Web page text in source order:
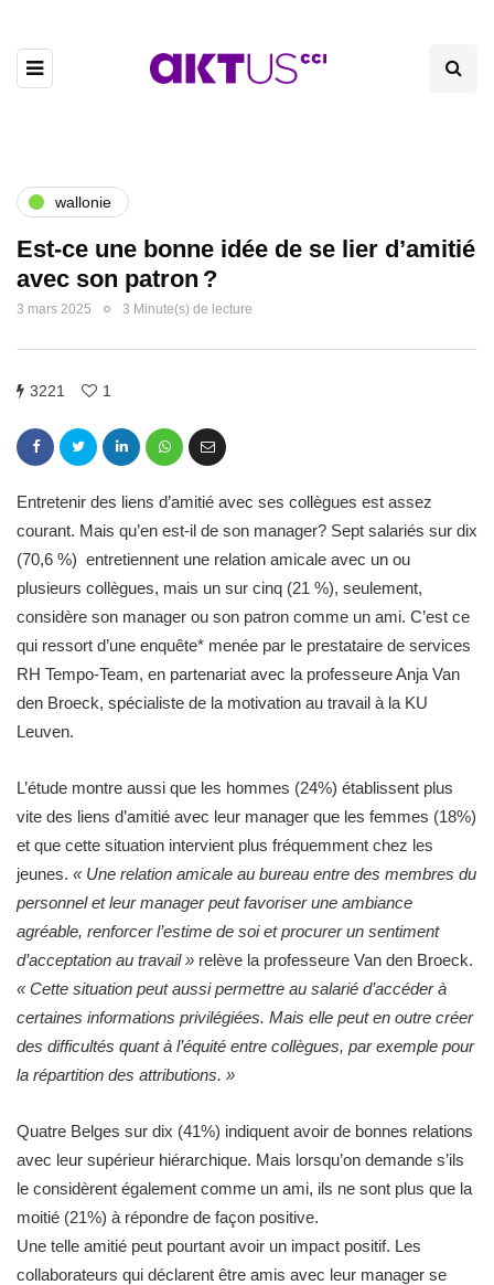
wallonie
Est-ce une bonne idée de se lier d’amitié
avec son patron ?
3 mars 2025 3 Minute(s) de lecture
3221 1
Entretenir des liens d’amitié avec ses collègues est assez
courant. Mais qu’en est-il de son manager? Sept salariés sur dix
(70,6 %) ​ entretiennent une relation amicale avec un ou
plusieurs collègues, mais un sur cinq (21 %), seulement,
considère son manager ou son patron comme un ami. C’est ce
qui ressort d’une enquête* menée par le prestataire de services
RH Tempo-Team, en partenariat avec la professeure Anja Van
den Broeck, spécialiste de la motivation au travail à la KU
Leuven.
L’étude montre aussi que les hommes (24%) établissent plus
vite des liens d’amitié avec leur manager que les femmes (18%)
et que cette situation intervient plus fréquemment chez les
jeunes. « Une relation amicale au bureau entre des membres du
personnel et leur manager peut favoriser une ambiance
agréable, renforcer l’estime de soi et procurer un sentiment
d’acceptation au travail » relève la professeure Van den Broeck.
« Cette situation peut aussi permettre au salarié d’accéder à
certaines informations privilégiées. Mais elle peut en outre créer
des difficultés quant à l’équité entre collègues, par exemple pour
la répartition des attributions. »
Quatre Belges sur dix (41%) indiquent avoir de bonnes relations
avec leur supérieur hiérarchique. Mais lorsqu’on demande s’ils
le considèrent également comme un ami, ils ne sont plus que la
moitié (21%) à répondre de façon positive. ​
Une telle amitié peut pourtant avoir un impact positif. Les
collaborateurs qui déclarent être amis avec leur manager se